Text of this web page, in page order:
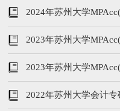
2024年苏州大学
2023年苏州大学
析
2023年苏州大学
2022年苏州大学会计